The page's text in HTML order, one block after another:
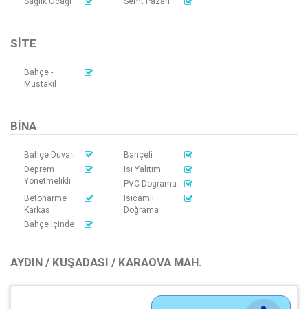
SITE
Bahçe -
Müstakil
BINA
Bahçe Duvarı
Bahçeli
Deprem
Yönetmelikli
Isı Yalıtım
PVC Dograma
Betonarme
Karkas
Isıcamlı
Doğrama
Bahçe İçinde
AYDIN / KUŞADASI / KARAOVA MAH.